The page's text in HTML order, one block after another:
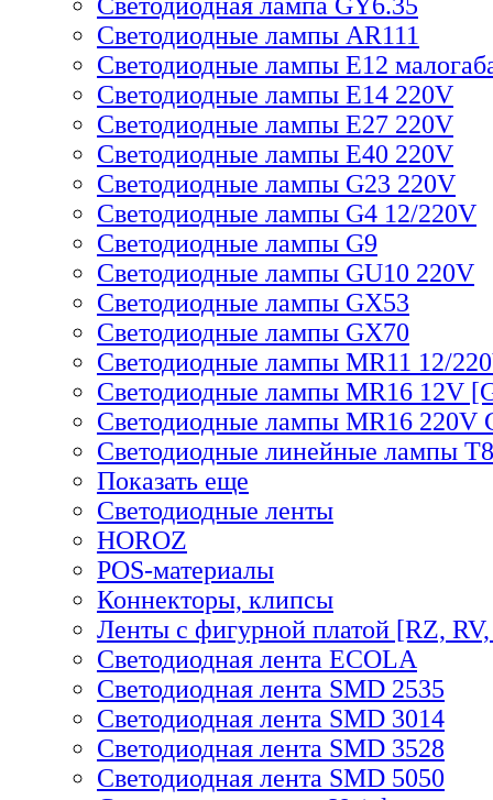
Светодиодные лампы AR111
Светодиодные лампы E12
Светодиодные лампы E14 220V
Светодиодные лампы E27 220V
Светодиодные лампы E40 220V
Светодиодные лампы G23 220V
Светодиодные лампы G4 12/220V
Светодиодные лампы G9
Светодиодные лампы GU10 220V
Светодиодные лампы GX53
Светодиодные лампы GX70
Светодиодные лампы MR11 12/
Светодиодные лампы MR16 12V
Светодиодные лампы MR16 220V
Светодиодные линейные лампы T8
Показать еще
Светодиодные ленты
HOROZ
POS-материалы
Коннекторы, клипсы
Ленты с фигурной платой [RZ,
Светодиодная лента ECOLA
Светодиодная лента SMD 2535
Светодиодная лента SMD 3014
Светодиодная лента SMD 3528
Светодиодная лента SMD 5050